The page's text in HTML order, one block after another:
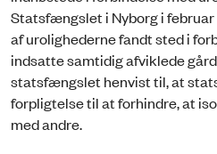
Statsfængslet i Nyborg i
af urolighederne fandt sted i
indsatte samtidig afviklede
statsfængslet henvist til, at
forpligtelse til at forhindre, at
med andre.